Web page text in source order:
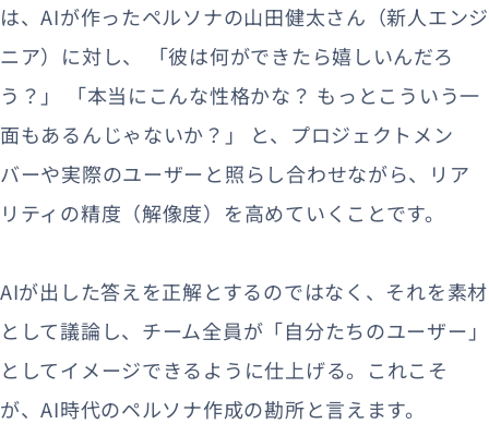
は、AIが作ったペルソナの山田健太さん（新人エンジ
ニア）に対し、 「彼は何ができたら嬉しいんだろ
う？」 「本当にこんな性格かな？ もっとこういう一
面もあるんじゃないか？」 と、プロジェクトメン
バーや実際のユーザーと照らし合わせながら、リア
リティの精度（解像度）を高めていくことです。
AIが出した答えを正解とするのではなく、それを素材
として議論し、チーム全員が「自分たちのユーザー」
としてイメージできるように仕上げる。これこそ
が、AI時代のペルソナ作成の勘所と言えます。